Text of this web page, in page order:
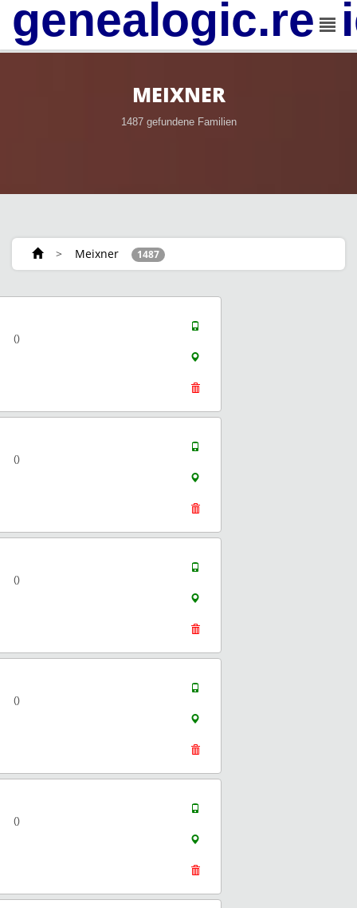
MEIXNER
1487 gefundene Familien
> Meixner 1487
()
()
()
()
()